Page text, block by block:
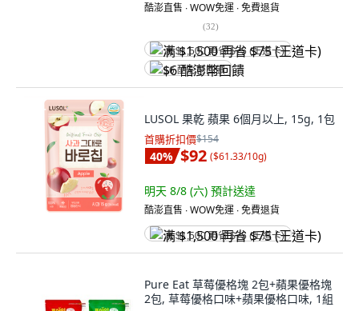
酷澎直售 ∙ WOW免運 ∙ 免費退貨
(32)
满 $1,500 再省 $75 (王道卡)
$6 酷澎幣回饋
LUSOL 果乾 蘋果 6個月以上, 15g, 1包
首購折扣價$154
40% $92 ($61.33/10g)
明天 8/8 (六) 預計送達
酷澎直售 ∙ WOW免運 ∙ 免費退貨
满 $1,500 再省 $75 (王道卡)
Pure Eat 草莓優格塊 2包+蘋果優格塊
2包, 草莓優格口味+蘋果優格口味, 1組